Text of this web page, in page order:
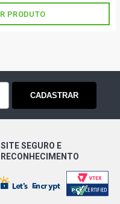
PRODUTO
CADASTRAR
SITE SEGURO E
RECONHECIMENTO